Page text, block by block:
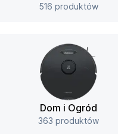
516 produktów
Dom i Ogród
363 produktów